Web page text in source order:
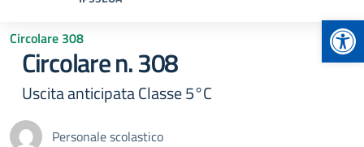
Circolare 308
Circolare n. 308
Uscita anticipata Classe 5°C
Personale scolastico